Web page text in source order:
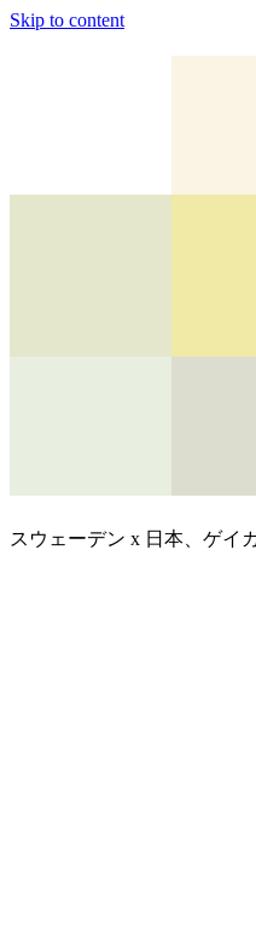
Skip to content
スウェーデン x 日本、ゲイ